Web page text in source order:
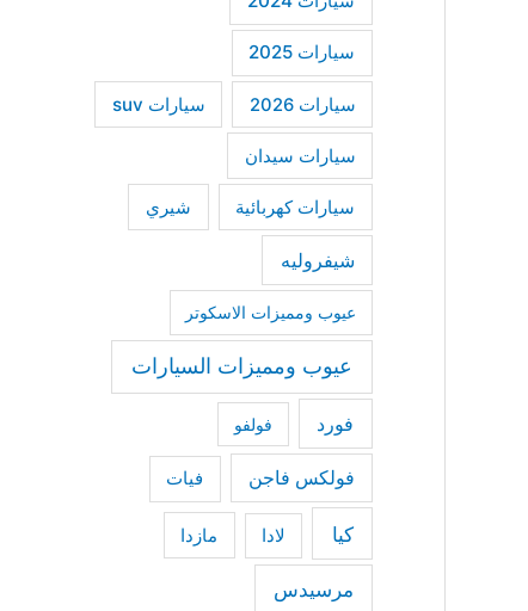
سيارات 2025
سيارات 2026 سيارات suv
سيارات سيدان
سيارات كهربائية شيري
شيفروليه
عيوب ومميزات الاسكوتر
عيوب ومميزات السيارات
فورد فولفو
فولكس فاجن فيات
كيا لادا مازدا
مرسيدس